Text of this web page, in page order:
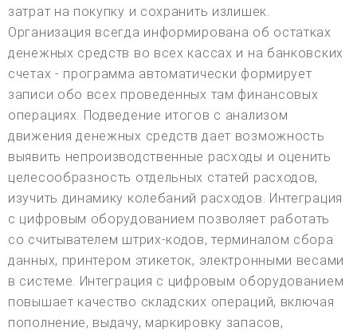
затрат на покупку и сохранить излишек.
Организация всегда информирована об остатках
денежных средств во всех кассах и на банковских
счетах - программа автоматически формирует
записи обо всех проведенных там финансовых
операциях. Подведение итогов с анализом
движения денежных средств дает возможность
выявить непроизводственные расходы и оценить
целесообразность отдельных статей расходов,
изучить динамику колебаний расходов. Интеграция
с цифровым оборудованием позволяет работать
со считывателем штрих-кодов, терминалом сбора
данных, принтером этикеток, электронными весами
в системе. Интеграция с цифровым оборудованием
повышает качество складских операций, включая
пополнение, выдачу, маркировку запасов,